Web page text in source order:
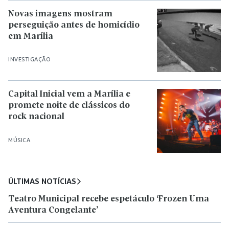
INVESTIGAÇÃO
Novas imagens mostram
perseguição antes de homicídio
em Marília
MÚSICA
Capital Inicial vem a Marília e
promete noite de clássicos do
rock nacional
ÚLTIMAS NOTÍCIAS
Teatro Municipal recebe espetáculo ‘Frozen Uma
Aventura Congelante’